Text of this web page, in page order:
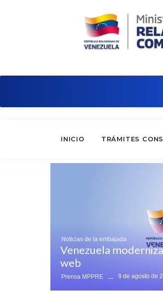
INICIO TRÁMITES
Noticias de la embajada
Venezuela
web
Prensa MPPRE 9 de agosto de